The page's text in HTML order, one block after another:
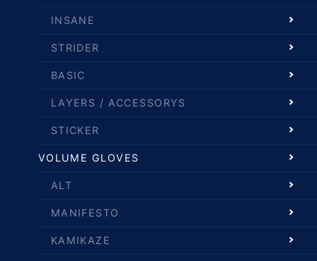
INSANE
STRIDER
BASIC
LAYERS / ACCESSORYS
STICKER
VOLUME GLOVES
ALT
MANIFESTO
KAMIKAZE